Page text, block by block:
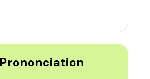
Prononciation